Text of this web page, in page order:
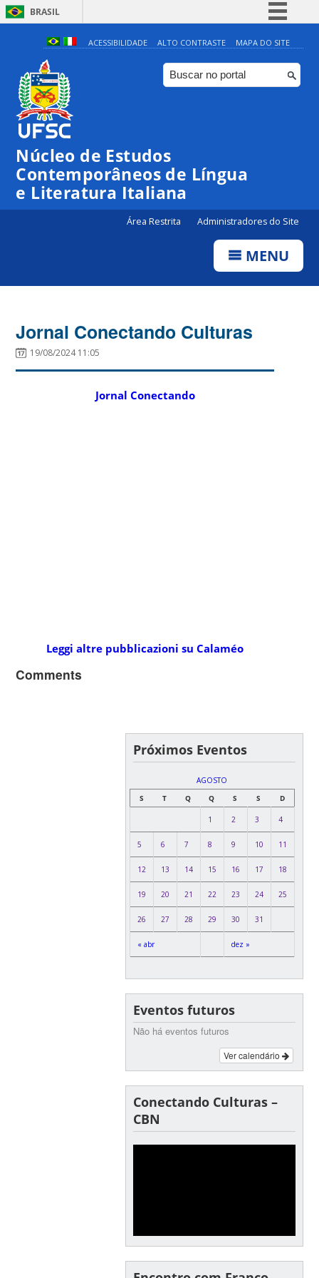
BRASIL
Simplifique!
Comunica BR
Participe
ACESSIBILIDADE ALTO CONTRASTE MAPA DO SITE
Núcleo de Estudos
Contemporâneos de Língua
e Literatura Italiana
Área Restrita Administradores do Site
MENU
Jornal Conectando Culturas
19/08/2024 11:05
Jornal Conectando
Leggi altre pubblicazioni su Calaméo
Comments
Próximos Eventos
AGOSTO
S
T Q Q S S D
« abr dez »
1 2 3 4
5 6 7 8 9 10 11
12 13 14 15 16 17 18
19 20 21 22 23 24 25
26 27 28 29 30 31
Eventos futuros
Não há eventos futuros
Ver calendário
Conectando Culturas –
CBN